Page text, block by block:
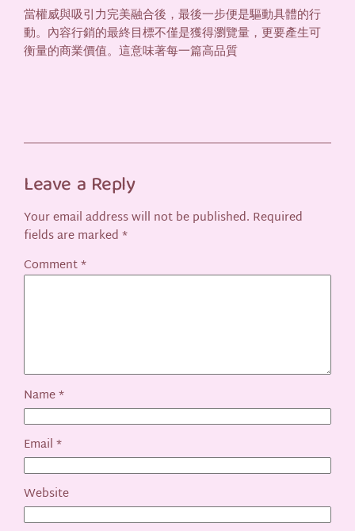
當權威與吸引力完美融合後，最後一步便是驅動具體的行
動。內容行銷的最終目標不僅是獲得瀏覽量，更要產生可
衡量的商業價值。這意味著每一篇高品質
Leave a Reply
Your email address will not be published. Required
fields are marked*
Comment*
Name*
Email*
Website